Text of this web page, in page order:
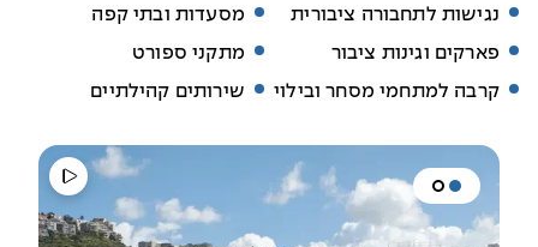
נגישות לתחבורה ציבורית מסעדות ובתי קפה
פארקים וגינות ציבור מתקני ספורט
קרבה למתחמי מסחר ובילוי שירותים קהילתיים